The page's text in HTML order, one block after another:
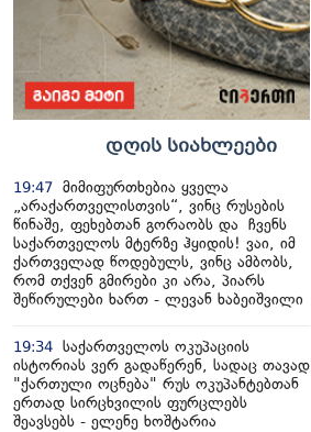
დღის სიახლეები
19:47 მიმიფურთხებია ყველა
„არაქართველისთვის“, ვინც რუსების
წინაშე, ფეხებთან გორაობს და ჩვენს
საქართველოს მტერზე ჰყიდის! ვაი, იმ
ქართველად წოდებულს, ვინც ამბობს,
რომ თქვენ გმირები კი არა, პიარს
შეწირულები ხართ - ლევან ხაბეიშვილი
19:34 საქართველოს ოკუპაციის
ისტორიას ვერ გადაწერენ, სადაც თავად
"ქართული ოცნება" რუს ოკუპანტებთან
ერთად სირცხვილის ფურცლებს
შეავსებს - ელენე ხოშტარია